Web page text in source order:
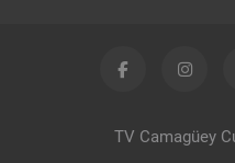
TV Camagüey